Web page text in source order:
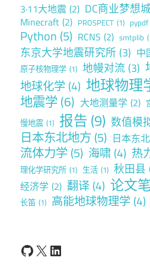
3·11大地震 (2) DC商业梦想
Minecraft (2) PROSPECT (1) pypdf
Python (5) RCNS (2) smtplib
东京大学地震研究所 (3) 中
原子核物理学 (1) 地幔对流 (3)
地球化学 (4) 地球物理
地震学(6) 大地测量学 (2)
慢地震 (1) 报告(9) 数值模
日本东北地方 (5) 日本东
流体力学(5) 海啸 (4) 热
理化学研究所 (1) 生活 (1) 秋田县
经济学 (2) 翻译 (4) 论文
长笛 (1) 高能地球物理学 (4)
GitHub
X LinkedIn